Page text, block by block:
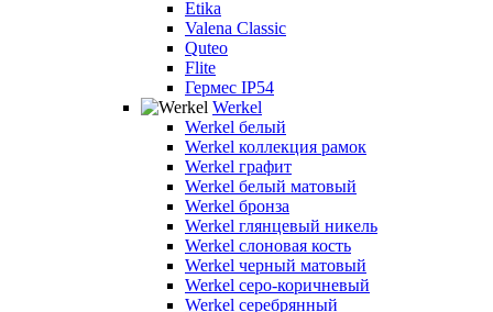
Etika
Valena Classic
Quteo
Flite
Гермес IP54
Werkel
Werkel белый
Werkel коллекция рамок
Werkel графит
Werkel белый матовый
Werkel бронза
Werkel глянцевый никель
Werkel слоновая кость
Werkel черный матовый
Werkel серо-коричневый
Werkel серебрянный